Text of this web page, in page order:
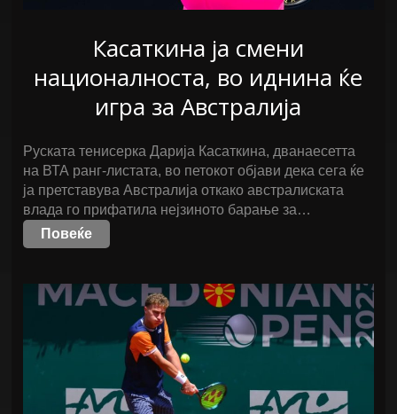
Касаткина ја смени
националноста, во иднина ќе
игра за Австралија
Руската тенисерка Дарија Касаткина, дванаесетта
на ВТА ранг-листата, во петокот објави дека сега ќе
ја претставува Австралија откако австралиската
влада го прифатила нејзиното барање за…
Повеќе